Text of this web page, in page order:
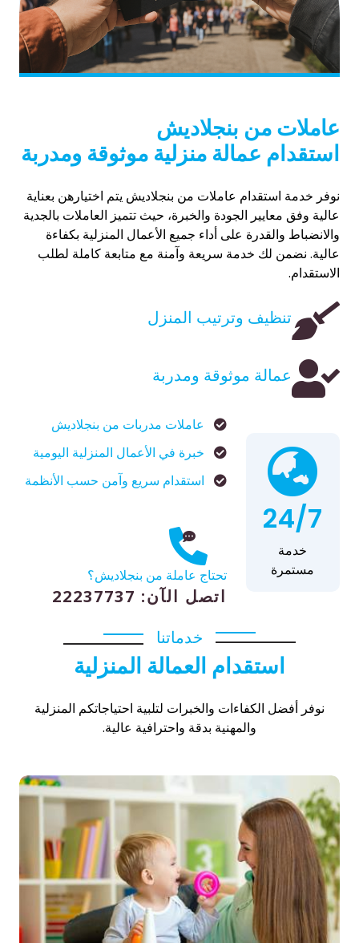
عاملات من بنجلاديش
استقدام عمالة منزلية موثوقة ومدربة
نوفر خدمة استقدام عاملات من بنجلاديش يتم اختيارهن بعناية
عالية وفق معايير الجودة والخبرة، حيث تتميز العاملات بالجدية
والانضباط والقدرة على أداء جميع الأعمال المنزلية بكفاءة
عالية. نضمن لك خدمة سريعة وآمنة مع متابعة كاملة لطلب
الاستقدام.
تنظيف وترتيب المنزل
عمالة موثوقة ومدربة
24/7
خدمة
مستمرة
عاملات مدربات من بنجلاديش
خبرة في الأعمال المنزلية اليومية
استقدام سريع وآمن حسب الأنظمة
تحتاج عاملة من بنجلاديش؟
اتصل الآن: 22237737
خدماتنا
استقدام العمالة المنزلية
نوفر أفضل الكفاءات والخبرات لتلبية احتياجاتكم المنزلية
والمهنية بدقة واحترافية عالية.